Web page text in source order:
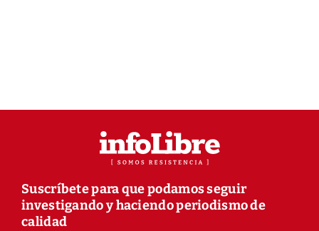
Suscríbete para que podamos seguir
investigando y haciendo periodismo de
calidad